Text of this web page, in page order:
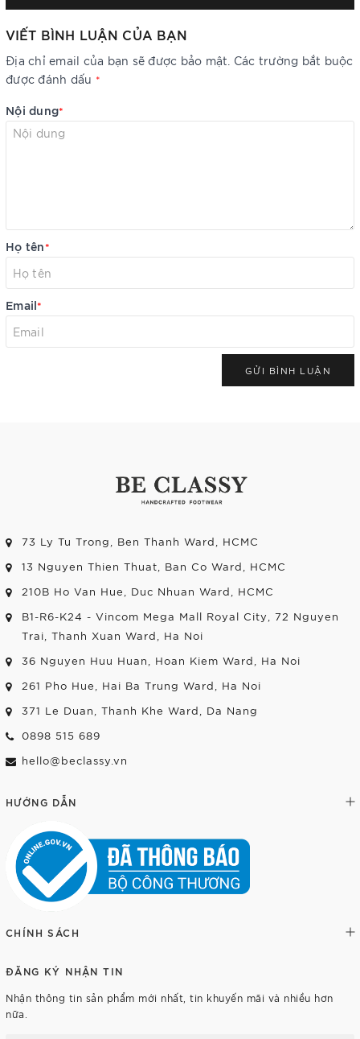
VIẾT BÌNH LUẬN CỦA BẠN
Địa chỉ email của bạn sẽ được bảo mật. Các trường bắt buộc
được đánh dấu *
Nội dung*
Họ tên*
Email*
GỬI BÌNH LUẬN
73 Ly Tu Trong, Ben Thanh Ward, HCMC
13 Nguyen Thien Thuat, Ban Co Ward, HCMC
210B Ho Van Hue, Duc Nhuan Ward, HCMC
B1-R6-K24 - Vincom Mega Mall Royal City, 72 Nguyen
Trai, Thanh Xuan Ward, Ha Noi
36 Nguyen Huu Huan, Hoan Kiem Ward, Ha Noi
261 Pho Hue, Hai Ba Trung Ward, Ha Noi
371 Le Duan, Thanh Khe Ward, Da Nang
0898 515 689
hello@beclassy.vn
HƯỚNG DẪN
CHÍNH SÁCH
ĐĂNG KÝ NHẬN TIN
Nhận thông tin sản phẩm mới nhất, tin khuyến mãi và nhiều hơn
nữa.